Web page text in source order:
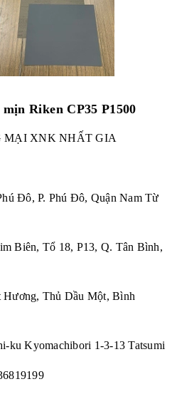
Riken CP35 P1500
MẠI XNK NHẤT GIA
Đô, P. Phú Đô, Quận Nam Từ
Biên, Tổ 18, P13, Q. Tân Bình,
Thủ Dầu Một, Bình
ku Kyomachibori 1-3-13 Tatsumi